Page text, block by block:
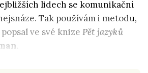
lidech se komunikační
Tak používám i metodu,
ve své knize Pět jazyků
.